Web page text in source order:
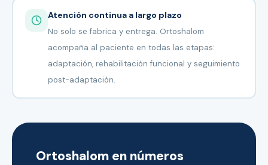
Atención continua a largo plazo
No solo se fabrica y entrega. Ortoshalom
acompaña al paciente en todas las etapas:
adaptación, rehabilitación funcional y seguimiento
post-adaptación.
Ortoshalom en números